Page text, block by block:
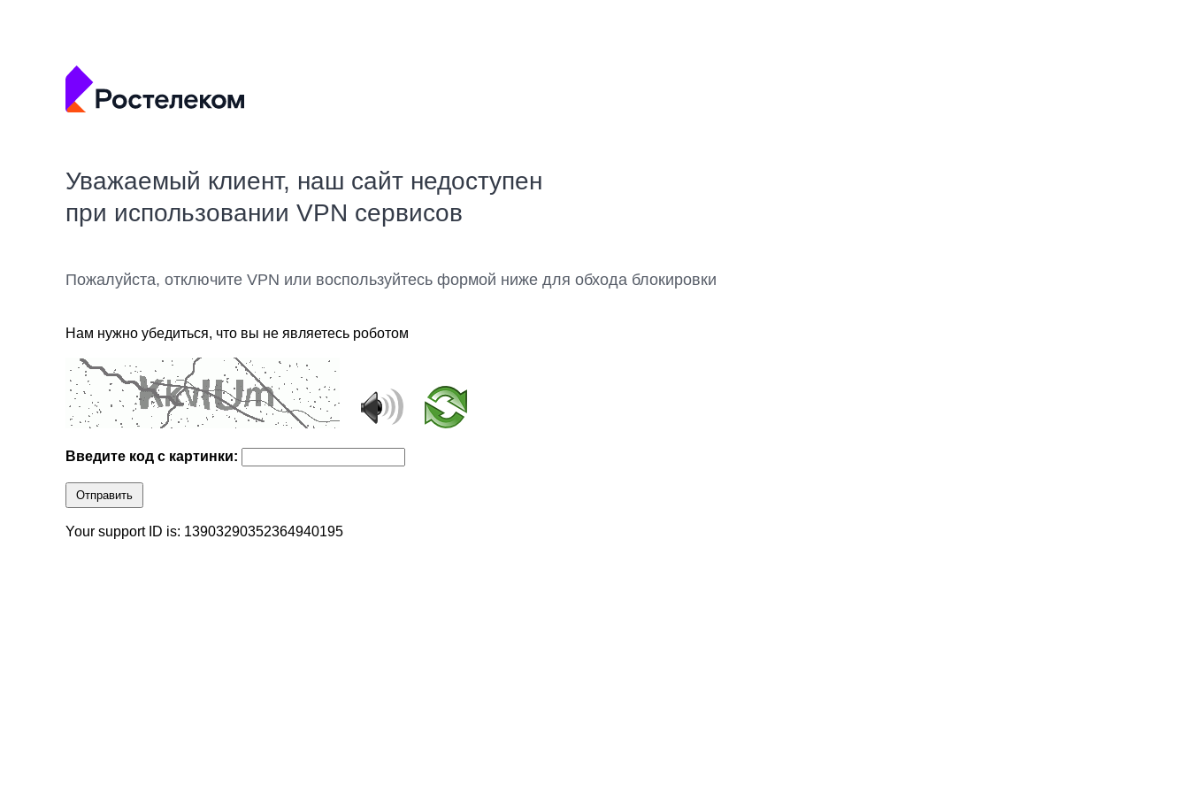
Уважаемый клиент, наш сайт недоступен
при использовании VPN сервисов
Пожалуйста, отключите VPN или воспользуйтесь формой ниже для обхода блокировки
Нам нужно убедиться, что вы не являетесь роботом
Введите код с картинки:
Отправить
Your support ID is: 13903290352364940195